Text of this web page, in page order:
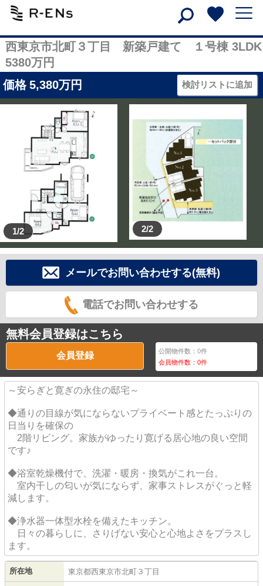
西東京市北町３丁目 新築戸建て １号棟 3LDK
5380万円
価格 5,380万円 検討リストに追加
1/2 2/2
メールでお問い合わせする(無料)
電話でお問い合わせする
無料会員登録はこちら
会員登録 公開物件数：0件
会員物件数：0件
～安らぎと寛ぎの永住の邸宅～
◆通りの目線が気にならないプライベート感とたっぷりの
日当りを確保の
2階リビング。家族がゆったり寛げる居心地の良い空間
です♪
◆浴室乾燥機付で、洗濯・暖房・換気がこれ一台。
室内干しの匂いが気にならず、家事ストレスがぐっと軽
減します。
◆浄水器一体型水栓を備えたキッチン。
日々の暮らしに、さりげない安心と心地よさをプラスし
ます。
所在地 東京都西東京市北町 ３丁目